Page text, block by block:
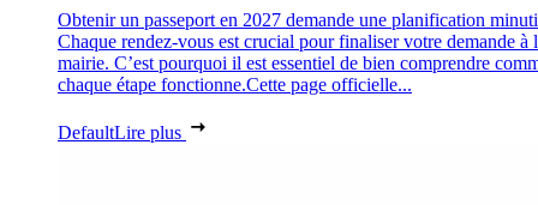
Obtenir un passeport en 2027 demande une planification
Chaque rendez-vous est crucial pour finaliser votre demande à
mairie. C’est pourquoi il est essentiel de bien comprendre
chaque étape fonctionne.Cette page officielle...
DefaultLire plus